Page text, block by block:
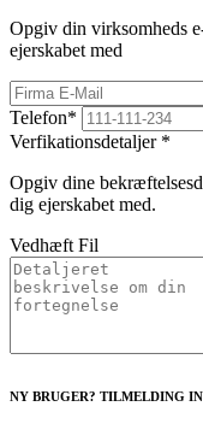
Opgiv din virksomheds
ejerskabet med
Telefon*
Verfikationsdetaljer *
Opgiv dine
dig ejerskabet med.
Vedhæft Fil
NY BRUGER? TILMELDING